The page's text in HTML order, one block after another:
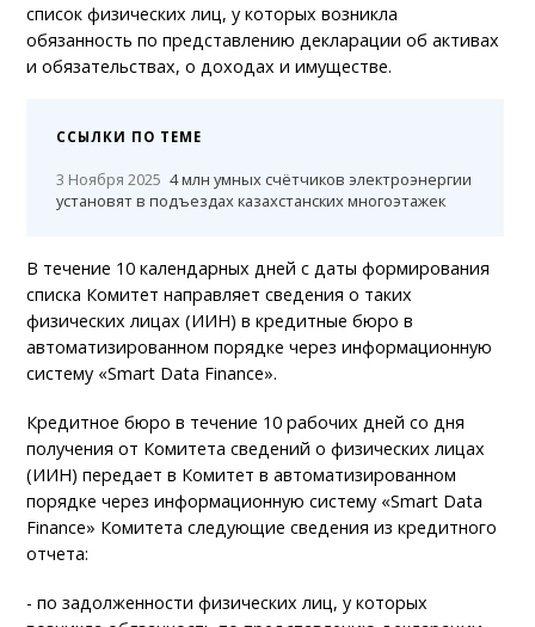
список физических лиц, у которых возникла
обязанность по представлению декларации об активах
и обязательствах, о доходах и имуществе.
ССЫЛКИ ПО ТЕМЕ
3 Ноября 2025 4 млн умных счётчиков электроэнергии
установят в подъездах казахстанских многоэтажек
В течение 10 календарных дней с даты формирования
списка Комитет направляет сведения о таких
физических лицах (ИИН) в кредитные бюро в
автоматизированном порядке через информационную
систему «Smart Data Finance».
Кредитное бюро в течение 10 рабочих дней со дня
получения от Комитета сведений о физических лицах
(ИИН) передает в Комитет в автоматизированном
порядке через информационную систему «Smart Data
Finance» Комитета следующие сведения из кредитного
отчета:
- по задолженности физических лиц, у которых